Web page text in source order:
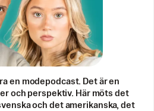
en modepodcast. Det är en
och perspektiv. Här möts det
och det amerikanska, det